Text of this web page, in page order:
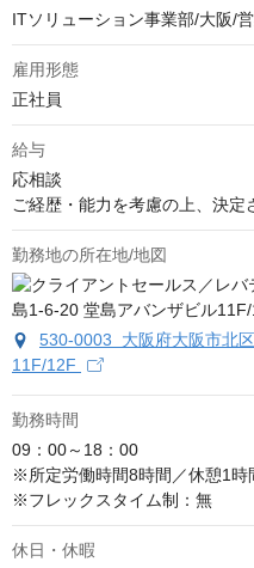
ITソリューション事業部/大阪/
雇用形態
正社員
給与
応相談
ご経歴・能力を考慮の上、決定
勤務地の所在地/地図
530-0003 大阪府大阪市北
11F/12F
勤務時間
09：00～18：00
※所定労働時間8時間／休憩1時
※フレックスタイム制：無
休日・休暇